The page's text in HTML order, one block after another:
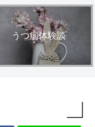
うつ病体験談